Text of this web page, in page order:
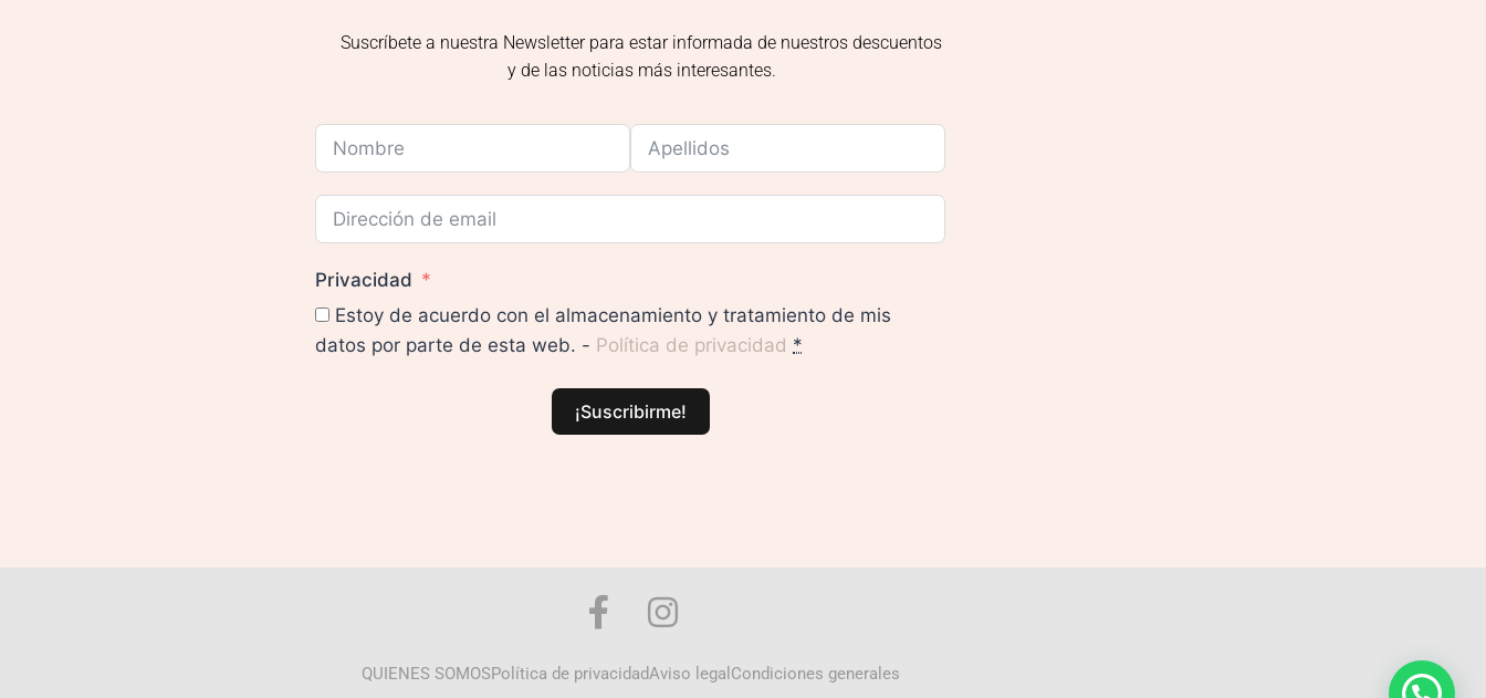
Suscríbete a nuestra Newsletter para estar informada de nuestros descuentos
y de las noticias más interesantes.
Privacidad
Estoy de acuerdo con el almacenamiento y tratamiento de mis
datos por parte de esta web. - Política de privacidad *
¡Suscribirme!
QUIENES SOMOSPolítica de privacidadAviso legal Condiciones generales